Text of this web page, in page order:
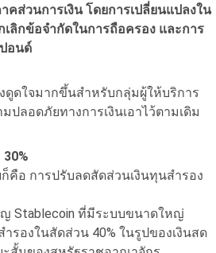
ส่วนการเงิน โดยการเปลี่ยนแปลงใน
เลิกข้อจำกัดในการถือครอง และการ
อนด์
ดูดใจมากขึ้นสำหรับกลุ่มผู้ให้บริการ
ลอดภัยทางการเงินเอาไว้ตามเดิม
อ การปรับลดสัดส่วนเงินทุนสำรอง
Stablecoin ที่มีระบบขนาดใหญ่
รองในสัดส่วน 40% ในรูปของเงินสด